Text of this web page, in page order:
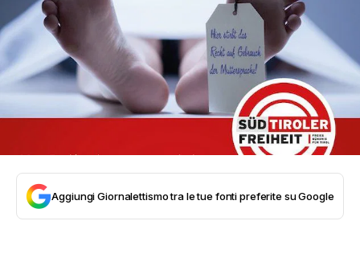
Aggiungi Giornalettismo tra le tue fonti preferite su Google